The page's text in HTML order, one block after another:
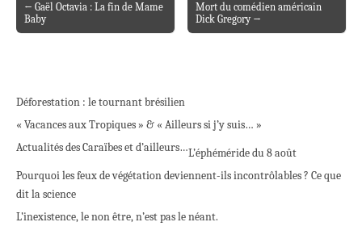
Post navigation
← Gaël Octavia : La fin de Mame
Baby
Mort du comédien américain
Dick Gregory →
Déforestation : le tournant brésilien
« Vacances aux Tropiques » & « Ailleurs si j’y suis… »
Actualités des Caraïbes et d’ailleurs…L’éphéméride du 8 août
Pourquoi les feux de végétation deviennent-ils incontrôlables ? Ce que
dit la science
L’inexistence, le non être, n’est pas le néant.